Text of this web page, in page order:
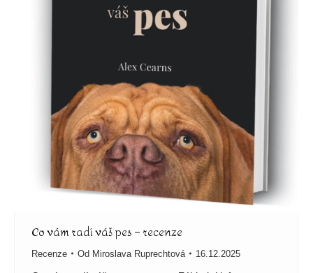
Co vám radí váš pes – recenze
Recenze Od Miroslava Ruprechtová 16.12.2025